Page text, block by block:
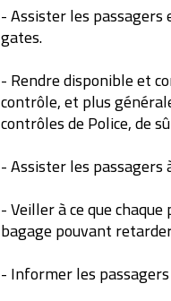
- Assister les passagers
gates.
- Rendre disponible et
contrôle, et plus
contrôles de Police, de
- Assister les
- Veiller à ce que
bagage pouvant
- Informer les